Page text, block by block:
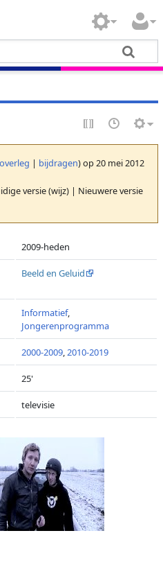
| bijdragen)op 20 mei 2012
versie (wijz) | Nieuwere versie
2009-heden
Beeld en Geluid
Informatief,
Jongerenprogramma
2000-2009,2010-2019
25'
televisie